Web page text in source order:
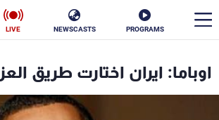
PROGRAMS
NEWSCASTS
LIVE
اوباما: ايران اختارت طريق